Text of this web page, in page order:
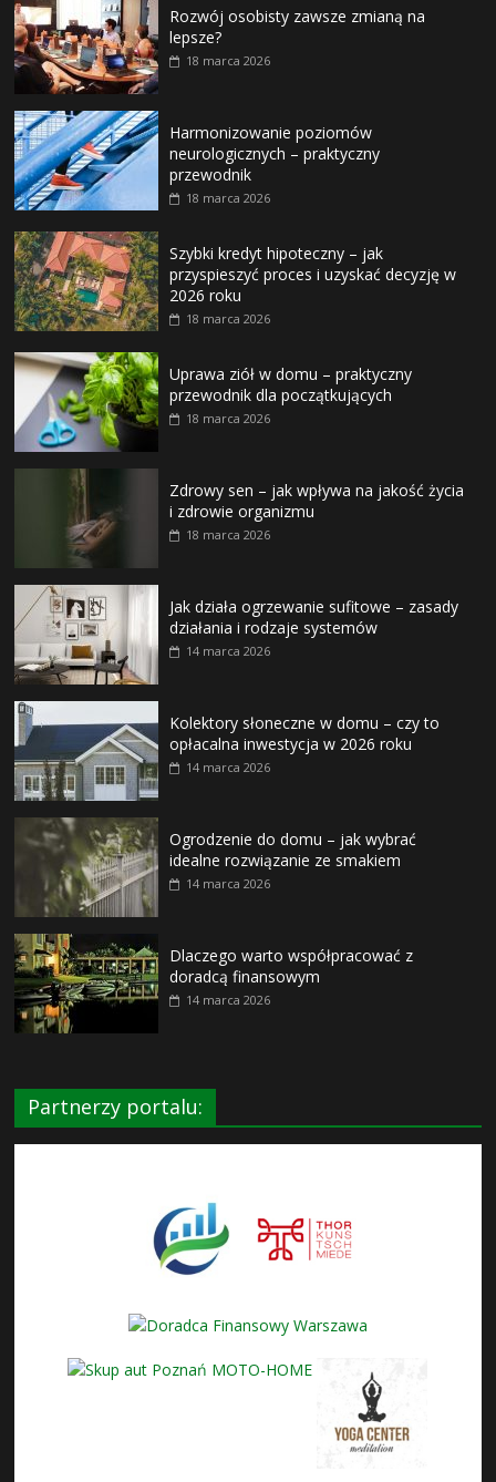
Rozwój osobisty zawsze zmianą na
lepsze?
18 marca 2026
Harmonizowanie poziomów
neurologicznych – praktyczny
przewodnik
18 marca 2026
Szybki kredyt hipoteczny – jak
przyspieszyć proces i uzyskać decyzję w
2026 roku
18 marca 2026
Uprawa ziół w domu – praktyczny
przewodnik dla początkujących
18 marca 2026
Zdrowy sen – jak wpływa na jakość życia
i zdrowie organizmu
18 marca 2026
Jak działa ogrzewanie sufitowe – zasady
działania i rodzaje systemów
14 marca 2026
Kolektory słoneczne w domu – czy to
opłacalna inwestycja w 2026 roku
14 marca 2026
Ogrodzenie do domu – jak wybrać
idealne rozwiązanie ze smakiem
14 marca 2026
Dlaczego warto współpracować z
doradcą finansowym
14 marca 2026
Partnerzy portalu: